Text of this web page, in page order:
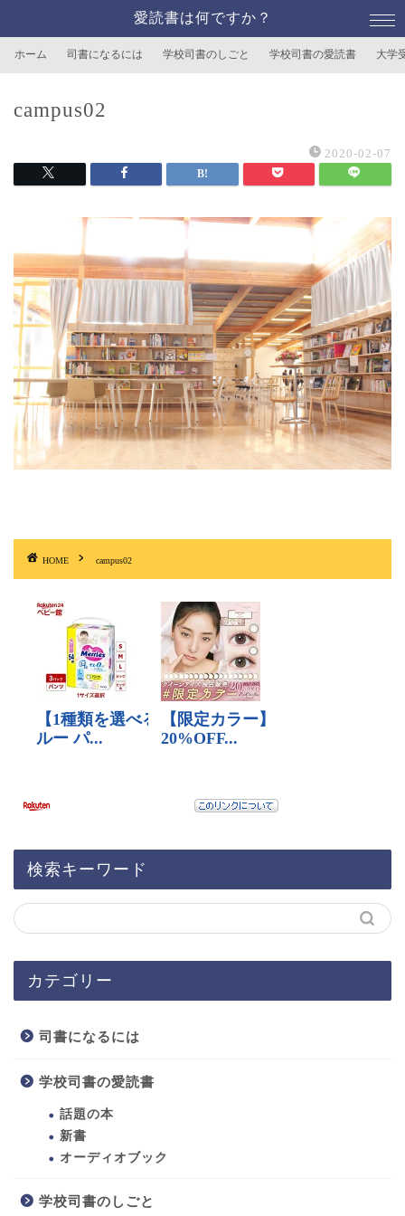
愛読書は何ですか？
ホーム 司書になるには 学校司書のしごと 学校司書の愛読書 大学
campus02
2020-02-07
HOME campus02
検索キーワード
カテゴリー
司書になるには
学校司書の愛読書
話題の本
新書
オーディオブック
学校司書のしごと